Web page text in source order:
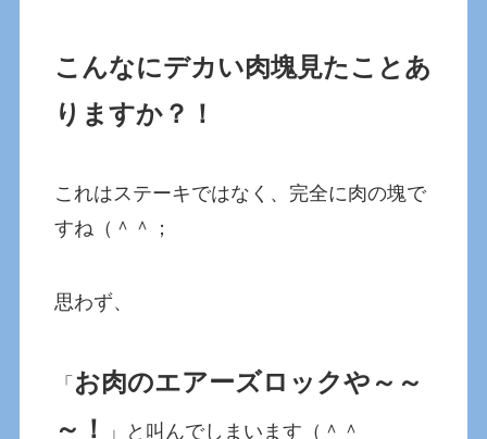
こんなにデカい肉塊見たことあ
りますか？！
これはステーキではなく、完全に肉の塊で
すね（＾＾；
思わず、
「 お肉のエアーズロックや～～
～！
」と叫んでしまいます（＾＾